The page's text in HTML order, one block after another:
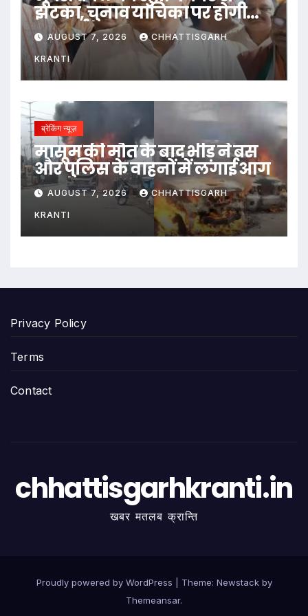
झटका, चुनाव याचिका पर होगी
सुनवाई
AUGUST 7, 2026 CHHATTISGARH
KRANTI
ब्रेकिंग न्यूज़
मासूम की मौत के बाद भीड़ ने बस
और पुलिस के वाहनों में लगाई आग
AUGUST 7, 2026 CHHATTISGARH
KRANTI
Privacy Policy
Terms
Contact
chhattisgarhkranti.in
खबर मतलब क्रान्ति
Proudly powered by WordPress Theme: Newstackby
Themeansar.